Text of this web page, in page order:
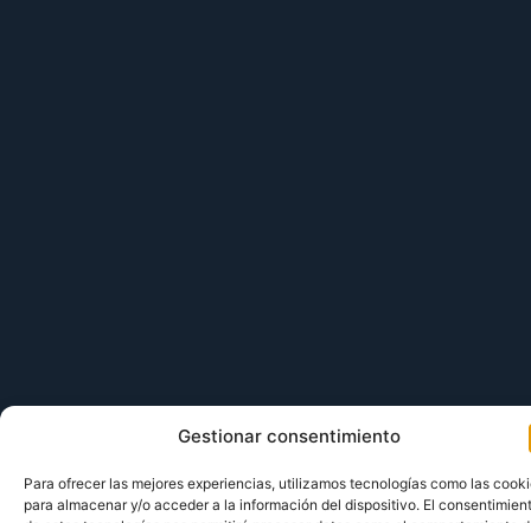
Gestionar consentimiento
Para ofrecer las mejores experiencias, utilizamos tecnologías como las
para almacenar y/o acceder a la información del dispositivo. El
Te invitamos a que
nosotros